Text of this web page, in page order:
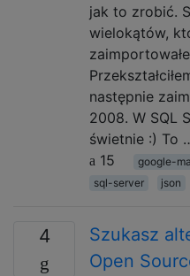
jak to zrobić.
wielokątów,
następnie
2008. W SQL
świetnie :) To
15
google-
sql-server
json
4
Szukasz
Open